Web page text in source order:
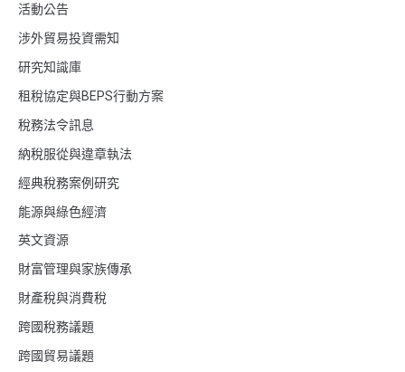
活動公告
涉外貿易投資需知
研究知識庫
租稅協定與BEPS行動方案
稅務法令訊息
納稅服從與違章執法
經典稅務案例研究
能源與綠色經濟
英文資源
財富管理與家族傳承
財產稅與消費稅
跨國稅務議題
跨國貿易議題